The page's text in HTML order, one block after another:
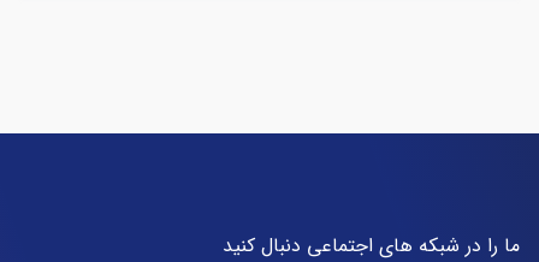
ما را در شبکه های اجتماعی دنبال کنید